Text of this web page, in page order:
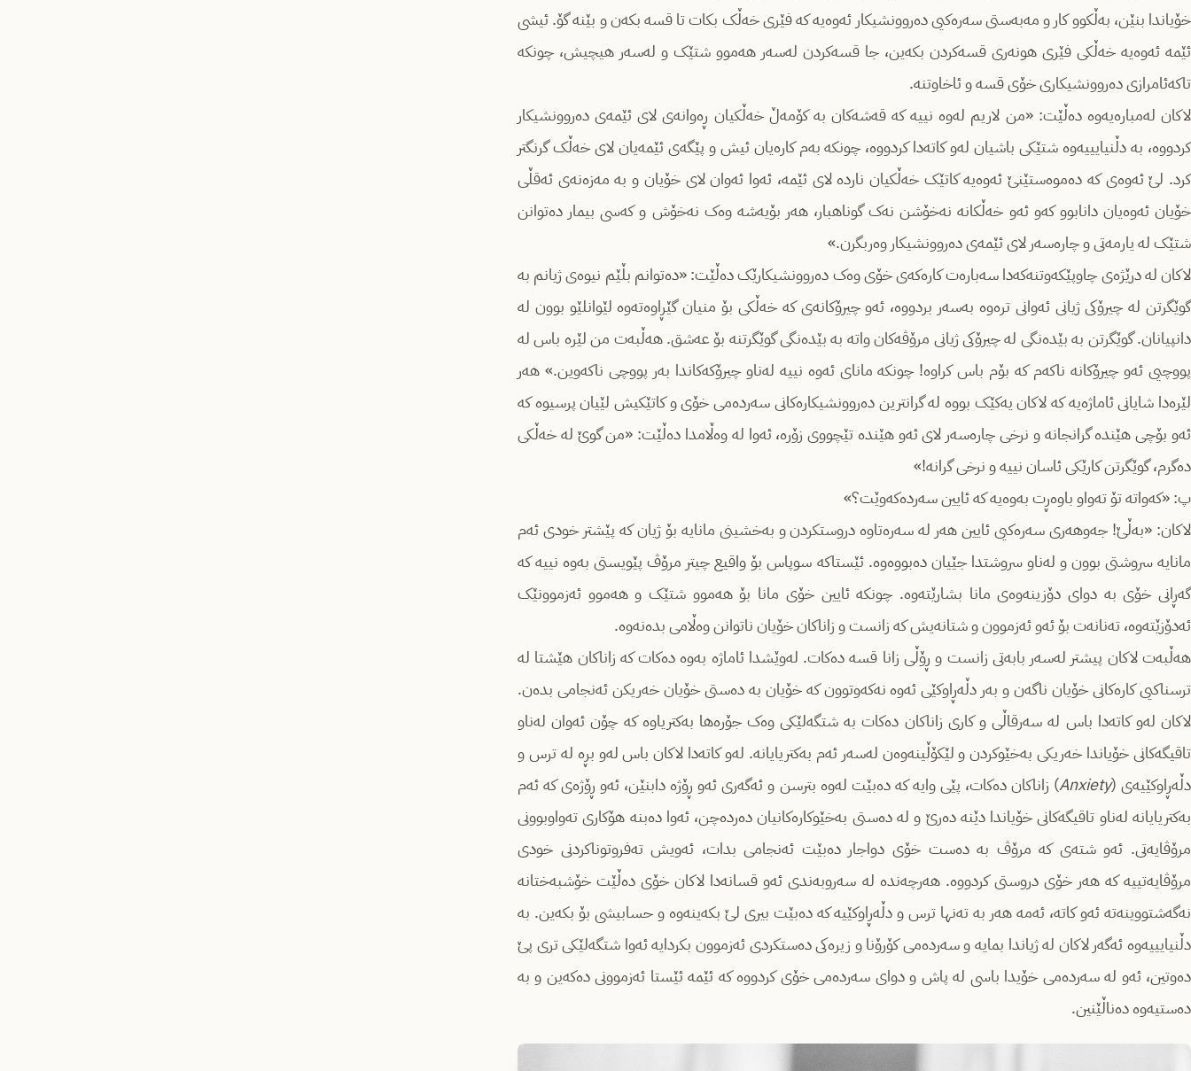
خۆیاندا بنێن، بەڵکوو کار و مەبەستی سەرەکیی دەروونشیکار ئەوەیە کە فێری خەڵک بکات تا قسە بکەن و بێنە گۆ. ئیشی
ئێمە ئەوەیە خەڵکی فێری هونەری قسەکردن بکەین، جا قسەکردن لەسەر هەموو شتێک و لەسەر هیچیش، چونکە
تاکەئامرازی دەروونشیکاری خۆی قسە و ئاخاوتنە.
لاکان لەمبارەیەوە دەڵێت: «من لاریم لەوە نییە کە قەشەکان بە کۆمەڵ خەڵکیان ڕەوانەی لای ئێمەی دەروونشیکار
کردووە، بە دڵنیایییەوە شتێکی باشیان لەو کاتەدا کردووە، چونکە بەم کارەیان ئیش و پێگەی ئێمەیان لای خەڵک گرنگتر
کرد. لێ ئەوەی کە دەموەستێنێ ئەوەیە کاتێک خەڵکیان ناردە لای ئێمە، ئەوا ئەوان لای خۆیان و بە مەزەنەی ئەقڵی
خۆیان ئەوەیان دانابوو کەو ئەو خەڵکانە نەخۆشن نەک گوناهبار، هەر بۆیەشە وەک نەخۆش و کەسی بیمار دەتوانن
شتێک لە یارمەتی و چارەسەر لای ئێمەی دەروونشیکار وەربگرن.»
لاکان لە درێژەی چاوپێکەوتنەکەدا سەبارەت کارەکەی خۆی وەک دەروونشیکارێک دەڵێت: «دەتوانم بڵێم نیوەی ژیانم بە
گوێگرتن لە چیرۆکی ژیانی ئەوانی ترەوە بەسەر بردووە، ئەو چیرۆکانەی کە خەڵکی بۆ منیان گێڕاوەتەوە لێوانلێو بوون لە
دانپیانان. گوێگرتن بە بێدەنگی لە چیرۆکی ژیانی مرۆڤەکان واتە بە بێدەنگی گوێگرتنە بۆ عەشق. هەڵبەت من لێرە باس لە
پووچیی ئەو چیرۆکانە ناکەم کە بۆم باس کراوە! چونکە مانای ئەوە نییە لەناو چیرۆکەکاندا بەر پووچی ناکەوین.» هەر
لێرەدا شایانی ئاماژەیە کە لاکان یەکێک بووە لە گرانترین دەروونشیکارەکانی سەردەمی خۆی و کاتێکیش لێیان پرسیوە کە
ئەو بۆچی هێندە گرانجانە و نرخی چارەسەر لای ئەو هێندە تێچووی زۆرە، ئەوا لە وەڵامدا دەڵێت: «من گوێ لە خەڵکی
دەگرم، گوێگرتن کارێکی ئاسان نییە و نرخی گرانە!»
پ: «کەواتە تۆ تەواو باوەڕت بەوەیە کە ئایین سەردەکەوێت؟»
لاکان: «بەڵێ! جەوهەری سەرەکیی ئایین هەر لە سەرەتاوە دروستکردن و بەخشینی مانایە بۆ ژیان کە پێشتر خودی ئەم
مانایە سروشتی بوون و لەناو سروشتدا جێیان دەبووەوە. ئێستاکە سوپاس بۆ واقیع چیتر مرۆڤ پێویستی بەوە نییە کە
گەڕانی خۆی بە دوای دۆزینەوەی مانا بشارێتەوە. چونکە ئایین خۆی مانا بۆ هەموو شتێک و هەموو ئەزموونێک
ئەدۆزێتەوە، تەنانەت بۆ ئەو ئەزموون و شتانەیش کە زانست و زاناکان خۆیان ناتوانن وەڵامی بدەنەوە.
هەڵبەت لاکان پیشتر لەسەر بابەتی زانست و ڕۆڵی زانا قسە دەکات. لەوێشدا ئاماژە بەوە دەکات کە زاناکان هێشتا لە
ترسناکیی کارەکانی خۆیان ناگەن و بەر دڵەڕاوکێی ئەوە نەکەوتوون کە خۆیان بە دەستی خۆیان خەریکن ئەنجامی بدەن.
لاکان لەو کاتەدا باس لە سەرقاڵی و کاری زاناکان دەکات بە شتگەلێکی وەک جۆرەها بەکتریاوە کە چۆن ئەوان لەناو
تاقیگەکانی خۆیاندا خەریکی بەخێوکردن و لێکۆڵینەوەن لەسەر ئەم بەکتریایانە. لەو کاتەدا لاکان باس لەو بڕە لە ترس و
دڵەڕاوکێیەی (Anxiety) زاناکان دەکات، پێی وایە کە دەبێت لەوە بترسن و ئەگەری ئەو ڕۆژە دابنێن، ئەو ڕۆژەی کە ئەم
بەکتریایانە لەناو تاقیگەکانی خۆیاندا دێنە دەرێ و لە دەستی بەخێوکارەکانیان دەردەچن، ئەوا دەبنە هۆکاری تەواوبوونی
مرۆڤایەتی. ئەو شتەی کە مرۆڤ بە دەست خۆی دواجار دەبێت ئەنجامی بدات، ئەویش تەفروتوناکردنی خودی
مرۆڤایەتییە کە هەر خۆی دروستی کردووە. هەرچەندە لە سەروبەندی ئەو قسانەدا لاکان خۆی دەڵێت خۆشبەختانە
نەگەشتووینەتە ئەو کاتە، ئەمە هەر بە تەنها ترس و دڵەڕاوکێیە کە دەبێت بیری لێ بکەینەوە و حسابیشی بۆ بکەین. بە
دڵنیایییەوە ئەگەر لاکان لە ژیاندا بمایە و سەردەمی کۆرۆنا و زیرەکی دەستکردی ئەزموون بکردایە ئەوا شتگەلێکی تری پێ
دەوتین، ئەو لە سەردەمی خۆیدا باسی لە پاش و دوای سەردەمی خۆی کردووە کە ئێمە ئێستا ئەزموونی دەکەین و بە
دەستیەوە دەناڵێنین.